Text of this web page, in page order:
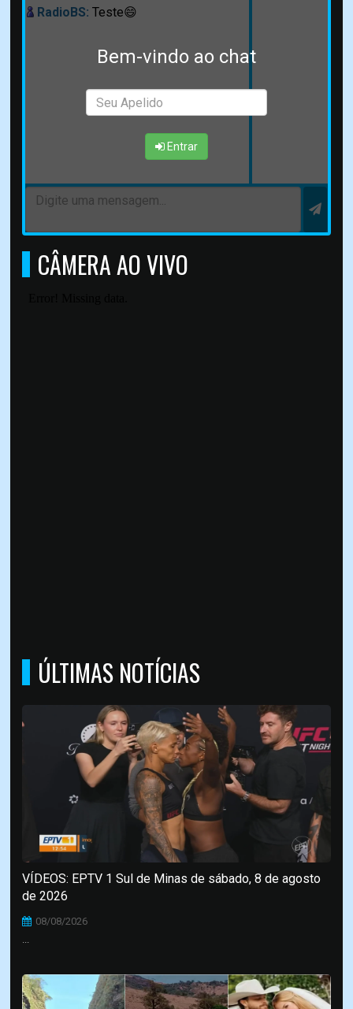
Bem-vindo ao chat
Entrar
RadioBS: Teste😄
CÂMERA AO VIVO
ÚLTIMAS NOTÍCIAS
VÍDEOS: EPTV 1 Sul de Minas de sábado, 8 de agosto
de 2026
08/08/2026
...